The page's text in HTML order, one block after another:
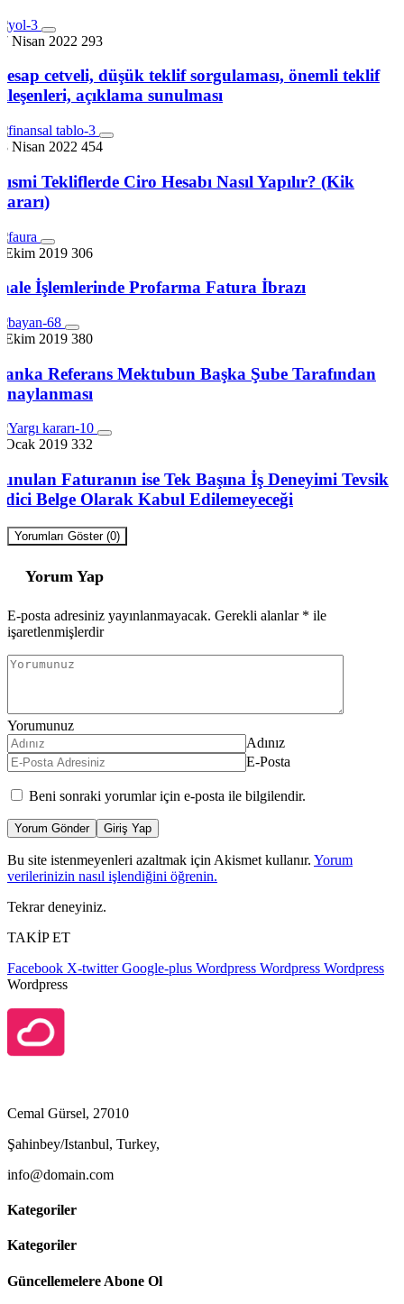
Nisan 2022 293
cetveli, düşük teklif sorgulaması, önemli teklif
açıklama sunulması
Nisan 2022 454
Tekliflerde Ciro Hesabı Nasıl Yapılır? (Kik
Ekim 2019 306
İşlemlerinde Profarma Fatura İbrazı
Ekim 2019 380
Referans Mektubun Başka Şube Tarafından
Ocak 2019 332
Faturanın ise Tek Başına İş Deneyimi Tevsik
Belge Olarak Kabul Edilemeyeceği
Yorumları Göster (0)
Yorum Yap
E-posta adresiniz yayınlanmayacak. Gerekli alanlar * ile
işaretlenmişlerdir
Yorumunuz
Adınız
E-Posta
Beni sonraki yorumlar için e-posta ile bilgilendir.
Yorum Gönder Giriş Yap
Bu site istenmeyenleri azaltmak için Akismet kullanır. Yorum
verilerinizin nasıl işlendiğini öğrenin.
Tekrar deneyiniz.
TAKİP ET
Facebook X-twitter Google-plus Wordpress Wordpress Wordpress
Wordpress
Cemal Gürsel, 27010
Şahinbey/Istanbul, Turkey,
info@domain.com
Kategoriler
Kategoriler
Güncellemelere Abone Ol